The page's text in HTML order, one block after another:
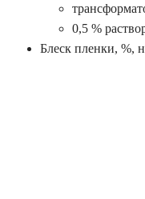
0,5 %
Блеск пленки, %,